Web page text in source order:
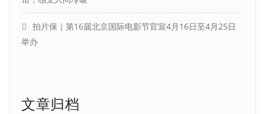
拍片保｜第16届北京国际电影节官宣4月16日至4月25日
举办
文章归档